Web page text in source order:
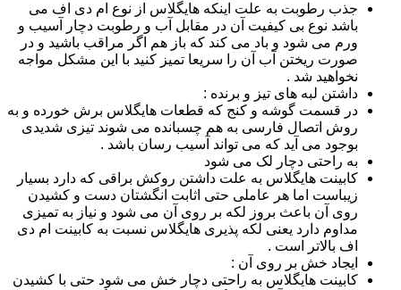
جذب رطوبت به علت اینکه هایگلاس از نوع ام دی اف می
باشد نوع بی کیفیت آن در مقابل آب و رطوبت دچار آسیب و
ورم می شود و باد می کند که باز هم اگر مراقب باشید و در
صورت ریختن آب آن را سریعا تمیز کنید با این مشکل مواجه
نخواهید شد .
داشتن لبه های تیز و برنده :
در قسمت گوشه و کنج که قطعات هایگلاس برش خورده و به
روش اتصال فارسی به هم چسبانده می شوند تیزی شدیدی
بوجود می آید که می تواند آسیب رسان باشد .
به راحتی دچار لک می شود
کابینت هایگلاس به علت داشتن روکش براقی که دارد بسیار
زیباست اما هر عاملی حتی اثابت انگشتان دست و کشیدن
روی آن باعث بروز لکه بر روی آن می شود و نیاز به تمیزی
مداوم دارد یعنی لکه پذیری هایگلاس نسبت به کابینت ام دی
اف بالاتر است .
ایجاد خش بر روی آن :
کابینت هایگلاس به راحتی دچار خش می شود حتی با کشیدن